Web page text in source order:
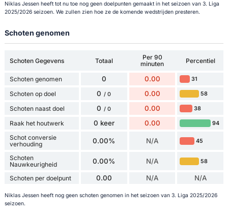
Niklas Jessen heeft tot nu toe nog geen doelpunten gemaakt in het seizoen van 3. Liga
2025/2026 seizoen. We zullen zien hoe ze de komende wedstrijden presteren.
Schoten genomen
Schoten Gegevens Totaal
Per 90
minuten
Percentiel
Schoten genomen 0 0.00 31
Schoten op doel 0 / 0 0.00 58
Schoten naast doel 0 / 0 0.00 38
Raak het houtwerk 0 keer 0.00 94
Schot conversie
verhouding
0.00% N/A 45
Schoten
Nauwkeurigheid
0.00% N/A 58
Schoten per doelpunt 0.00 N/A N/A
Niklas Jessen heeft nog geen schoten genomen in het seizoen van 3. Liga 2025/2026
seizoen.